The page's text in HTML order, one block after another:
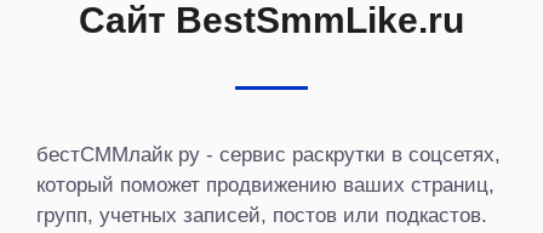
Сайт BestSmmLike.ru
бестСММлайк ру - сервис раскрутки в соцсетях,
который поможет продвижению ваших страниц,
групп, учетных записей, постов или подкастов.